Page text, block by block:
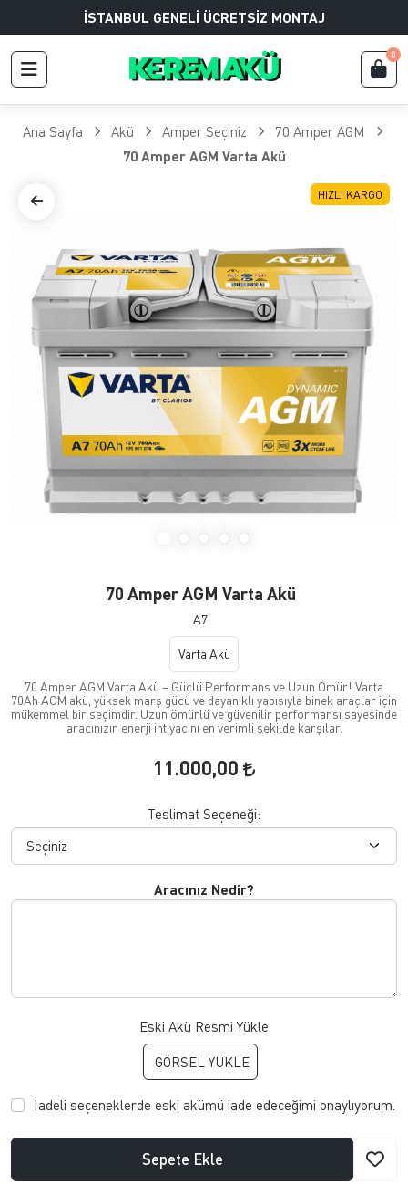
İSTANBUL GENELİ ÜCRETSİZ MONTAJ
0
Ana Sayfa Akü Amper Seçiniz
70 Amper AGM
70 Amper AGM Varta Akü
HIZLI KARGO
70 Amper AGM Varta Akü
A7
Varta Akü
70 Amper AGM Varta Akü – Güçlü Performans ve Uzun Ömür! Varta
70Ah AGM akü, yüksek marş gücü ve dayanıklı yapısıyla binek araçlar için
mükemmel bir seçimdir. Uzun ömürlü ve güvenilir performansı sayesinde
aracınızın enerji ihtiyacını en verimli şekilde karşılar.
11.000,00
Teslimat Seçeneği:
Aracınız Nedir?
Eski Akü Resmi Yükle
GÖRSEL YÜKLE
İadeli seçeneklerde eski akümü iade edeceğimi onaylıyorum.
Sepete Ekle